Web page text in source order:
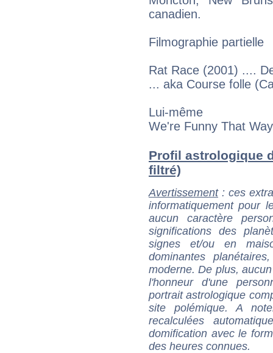
canadien.
Filmographie partielle
Rat Race (2001) ....
... aka Course folle
Lui-même
We're Funny That
Profil astrologique
filtré)
Avertissement: ces
informatiquement pour
aucun caractère
significations des
signes et/ou en
dominantes
moderne. De plus,
l'honneur d'une
portrait astrologique
site polémique. A
recalculées
domification avec le
des heures connues.